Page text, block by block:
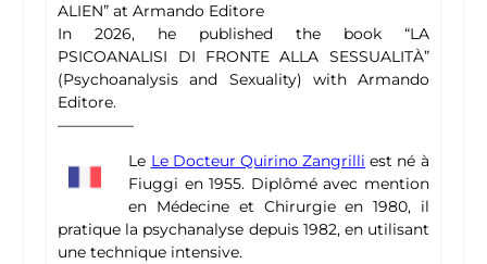
ALIEN” at Armando Editore
In 2026, he published the book “LA
PSICOANALISI DI FRONTE ALLA SESSUALITÀ”
(Psychoanalysis and Sexuality) with Armando
Editore.
—————
Le Le Docteur Quirino Zangrilli est né à
Fiuggi en 1955. Diplômé avec mention
en Médecine et Chirurgie en 1980, il
pratique la psychanalyse depuis 1982, en utilisant
une technique intensive.